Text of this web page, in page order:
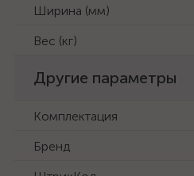
Ширина (мм)
Вес (кг)
Другие параметры
Комплектация
Бренд